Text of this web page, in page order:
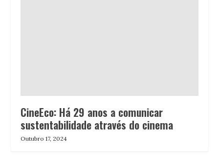
CineEco: Há 29 anos a comunicar
sustentabilidade através do cinema
Outubro 17, 2024